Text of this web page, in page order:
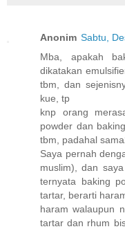
Anonim Sabtu,
Mba, apakah
dikatakan
tbm, dan
kue, tp
knp orang
powder dan
tbm, padahal
Saya pernah
muslim), dan
ternyata baking
tartar, berarti
haram walaupun
tartar dan rhum